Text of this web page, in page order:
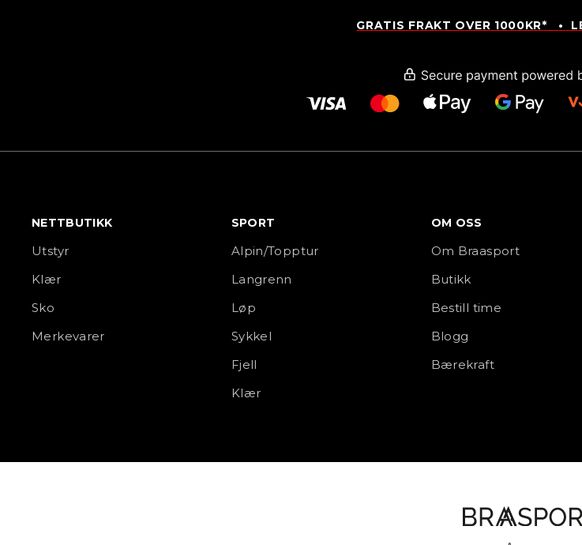
GRATIS FRAKT OVER 1000KR* •
NETTBUTIKK
Utstyr
Klær
Sko
Merkevarer
SPORT
Alpin/Topptur
Langrenn
Løp
Sykkel
Fjell
Klær
OM OSS
Om Braasport
Butikk
Bestill time
Blogg
Bærekraft